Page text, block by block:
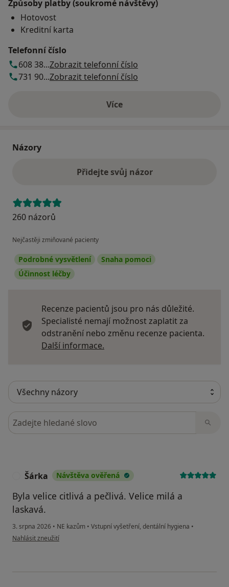
Způsoby platby (soukromé návštěvy)
Hotovost
Kreditní karta
Telefonní číslo
608 38...Zobrazit telefonní číslo
731 90...Zobrazit telefonní číslo
Víceo adrese
Názory
Přidejte svůj názor
260 názorů
Nejčastěji zmiňované pacienty
Podrobné vysvětlení
Snaha pomoci
Účinnost léčby
Recenze pacientů jsou pro nás důležité.
Specialisté nemají možnost zaplatit za
odstranění nebo změnu recenze pacienta.
Další informace.
Hledejte v názorech
Šárka Návštěva ověřená
Byla velice citlivá a pečlivá. Velice milá a
laskavá.
3. srpna 2026 • NE kazům • Vstupní vyšetření, dentální hygiena •
podle názoru uživatele Šárka
Nahlásit zneužití